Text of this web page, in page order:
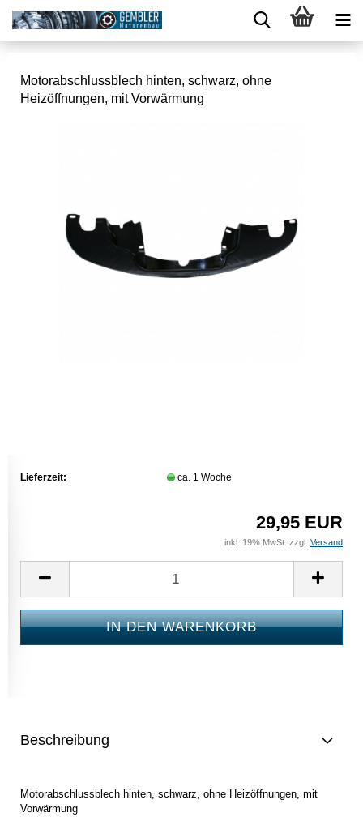
Motorabschlussblech hinten, schwarz, ohne
Heizöffnungen, mit Vorwärmung
Lieferzeit: ca. 1 Woche
29,95 EUR
inkl. 19% MwSt. zzgl. Versand
Beschreibung
Motorabschlussblech hinten, schwarz, ohne Heizöffnungen, mit
Vorwärmung